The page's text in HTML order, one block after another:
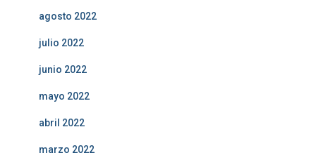
agosto 2022
julio 2022
junio 2022
mayo 2022
abril 2022
marzo 2022